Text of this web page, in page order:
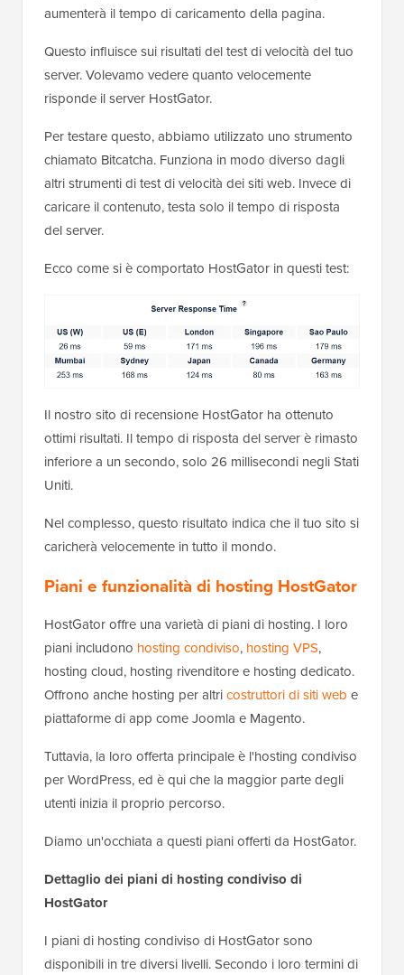
aumenterà il tempo di caricamento della pagina.
Questo influisce sui risultati del test di velocità del tuo
server. Volevamo vedere quanto velocemente
risponde il server HostGator.
Per testare questo, abbiamo utilizzato uno strumento
chiamato Bitcatcha. Funziona in modo diverso dagli
altri strumenti di test di velocità dei siti web. Invece di
caricare il contenuto, testa solo il tempo di risposta
del server.
Ecco come si è comportato HostGator in questi test:
Il nostro sito di recensione HostGator ha ottenuto
ottimi risultati. Il tempo di risposta del server è rimasto
inferiore a un secondo, solo 26 millisecondi negli Stati
Uniti.
Nel complesso, questo risultato indica che il tuo sito si
caricherà velocemente in tutto il mondo.
Piani e funzionalità di hosting HostGator
HostGator offre una varietà di piani di hosting. I loro
piani includono hosting condiviso, hosting VPS,
hosting cloud, hosting rivenditore e hosting dedicato.
Offrono anche hosting per altricostruttori di siti web e
piattaforme di app come Joomla e Magento.
Tuttavia, la loro offerta principale è l'hosting condiviso
per WordPress, ed è qui che la maggior parte degli
utenti inizia il proprio percorso.
Diamo un'occhiata a questi piani offerti da HostGator.
Dettaglio dei piani di hosting condiviso di
HostGator
I piani di hosting condiviso di HostGator sono
disponibili in tre diversi livelli. Secondo i loro termini di